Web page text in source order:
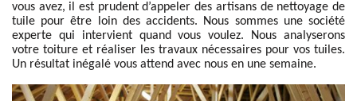
vous avez, il est prudent d’appeler des artisans de nettoyage de
tuile pour être loin des accidents. Nous sommes une société
experte qui intervient quand vous voulez. Nous analyserons
votre toiture et réaliser les travaux nécessaires pour vos tuiles.
Un résultat inégalé vous attend avec nous en une semaine.